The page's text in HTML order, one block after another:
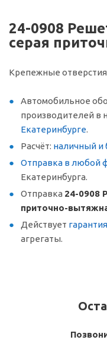
24-0908
серая
Крепежные
Автомобильное
производителей в
Екатеринбурге.
Расчёт: наличный и
Отправка в любой
Екатеринбурга.
Отправка 24-0908
приточно-
Действует гарантия
агрегаты.